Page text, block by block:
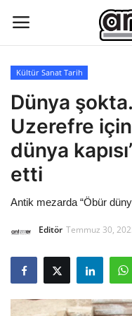
Künye
Eğitim
Aktüel Magazin
Hakkımızda
İletişim
Asayiş
Çevre
Kültür Sanat Tarih
Dünya
Uzerefre
dünya
etti
Antik mezarda “Öbür
Editör Temmuz 30,